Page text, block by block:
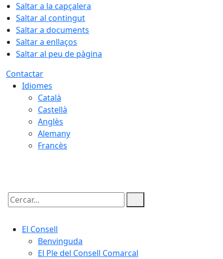
Saltar a la capçalera
Saltar al contingut
Saltar a documents
Saltar a enllaços
Saltar al peu de pàgina
Contactar
Idiomes
Català
Castellà
Anglès
Alemany
Francès
Cercar:
El Consell
Benvinguda
El Ple del Consell Comarcal